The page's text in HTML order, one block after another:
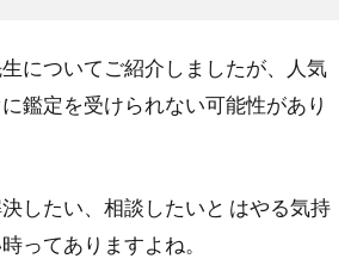
についてご紹介しましたが、人気
鑑定を受けられない可能性があり
したい、相談したいと はやる気持
ってありますよね。